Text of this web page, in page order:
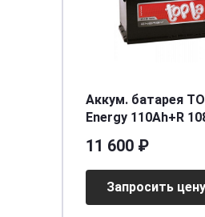
Аккум. батарея
Energy 110Ah+R
11 600 ₽
Запросить цену